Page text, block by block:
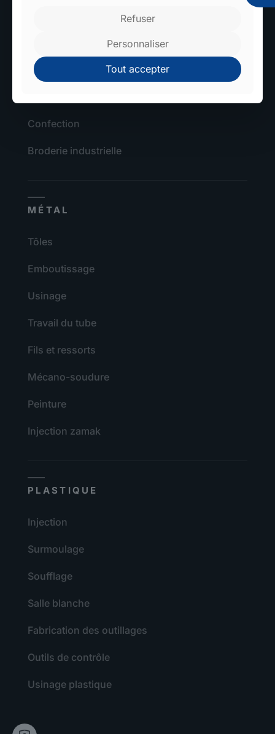
Toiles larges
Confection
Broderie industrielle
MÉTAL
Tôles
Emboutissage
Usinage
Travail du tube
Fils et ressorts
Mécano-soudure
Peinture
Injection zamak
PLASTIQUE
Injection
Surmoulage
Soufflage
Salle blanche
Fabrication des outillages
Outils de contrôle
Usinage plastique
Refuser
Personnaliser
Tout accepter